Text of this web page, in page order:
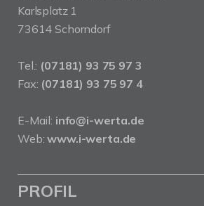
Karlsplatz 1
73614 Schorndorf
Tel.: (07181) 93 75 97 3
Fax: (07181) 93 75 97 4
E-Mail: info@i-werta.de
Web:www.i-werta.de
PROFIL